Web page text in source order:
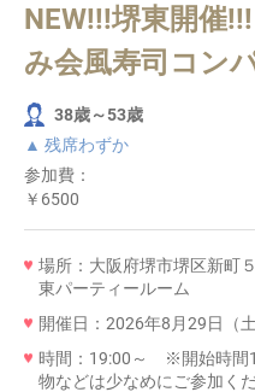
NEW!!!堺東開
み会風寿司コン
38歳～53歳
▲ 残席わずか
参加費：
￥6500
場所：大阪府堺市堺区新町
東パーティールーム
開催日：2026年8月29日（土
時間：19:00～ ※開始時間
物などは少なめにご参加く